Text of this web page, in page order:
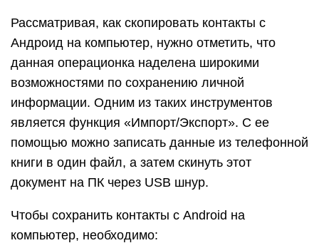
Рассматривая, как скопировать контакты с
Андроид на компьютер, нужно отметить, что
данная операционка наделена широкими
возможностями по сохранению личной
информации. Одним из таких инструментов
является функция «Импорт/Экспорт». С ее
помощью можно записать данные из телефонной
книги в один файл, а затем скинуть этот
документ на ПК через USB шнур.
Чтобы сохранить контакты с Android на
компьютер, необходимо: